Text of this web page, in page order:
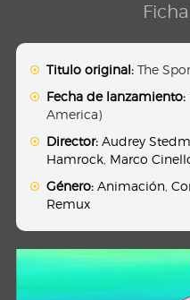
Titulo original: The
Fecha de lanzamiento:
America)
Director: Audrey
Hamrock, Marco
Género: Animación,
Remux